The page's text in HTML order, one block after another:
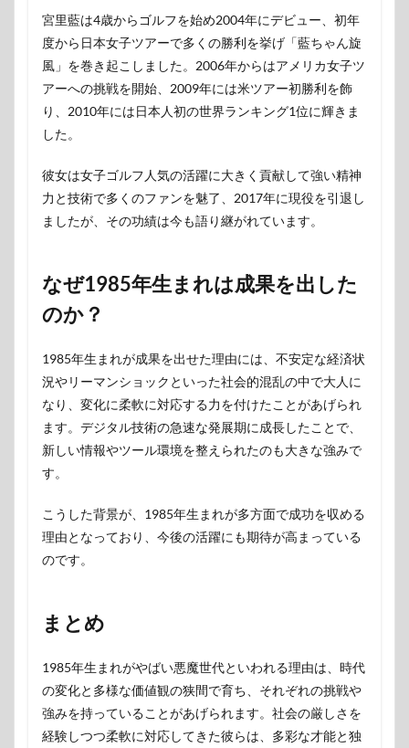
宮里藍は4歳からゴルフを始め2004年にデビュー、初年
度から日本女子ツアーで多くの勝利を挙げ「藍ちゃん旋
風」を巻き起こしました。2006年からはアメリカ女子ツ
アーへの挑戦を開始、2009年には米ツアー初勝利を飾
り、2010年には日本人初の世界ランキング1位に輝きま
した。
彼女は女子ゴルフ人気の活躍に大きく貢献して強い精神
力と技術で多くのファンを魅了、2017年に現役を引退し
ましたが、その功績は今も語り継がれています。
なぜ1985年生まれは成果を出した
のか？
1985年生まれが成果を出せた理由には、不安定な経済状
況やリーマンショックといった社会的混乱の中で大人に
なり、変化に柔軟に対応する力を付けたことがあげられ
ます。デジタル技術の急速な発展期に成長したことで、
新しい情報やツール環境を整えられたのも大きな強みで
す。
こうした背景が、1985年生まれが多方面で成功を収める
理由となっており、今後の活躍にも期待が高まっている
のです。
まとめ
1985年生まれがやばい悪魔世代といわれる理由は、時代
の変化と多様な価値観の狭間で育ち、それぞれの挑戦や
強みを持っていることがあげられます。社会の厳しさを
経験しつつ柔軟に対応してきた彼らは、多彩な才能と独